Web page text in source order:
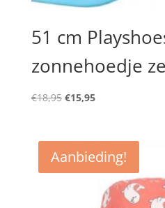
51 cm
zonnehoedje
€18,95 Oorspronkelijke
€18,95.
€15,95Huidige
€15,95.
Aanbieding!